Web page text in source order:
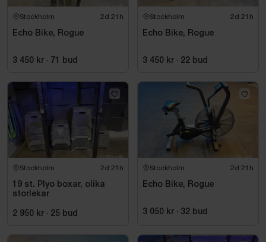
Stockholm 2d 21h
Echo Bike, Rogue
3 450 kr · 71 bud
Stockholm 2d 21h
Echo Bike, Rogue
3 450 kr · 22 bud
Stockholm 2d 21h
19 st. Plyo boxar, olika
storlekar
2 950 kr · 25 bud
Stockholm 2d 21h
Echo Bike, Rogue
3 050 kr · 32 bud